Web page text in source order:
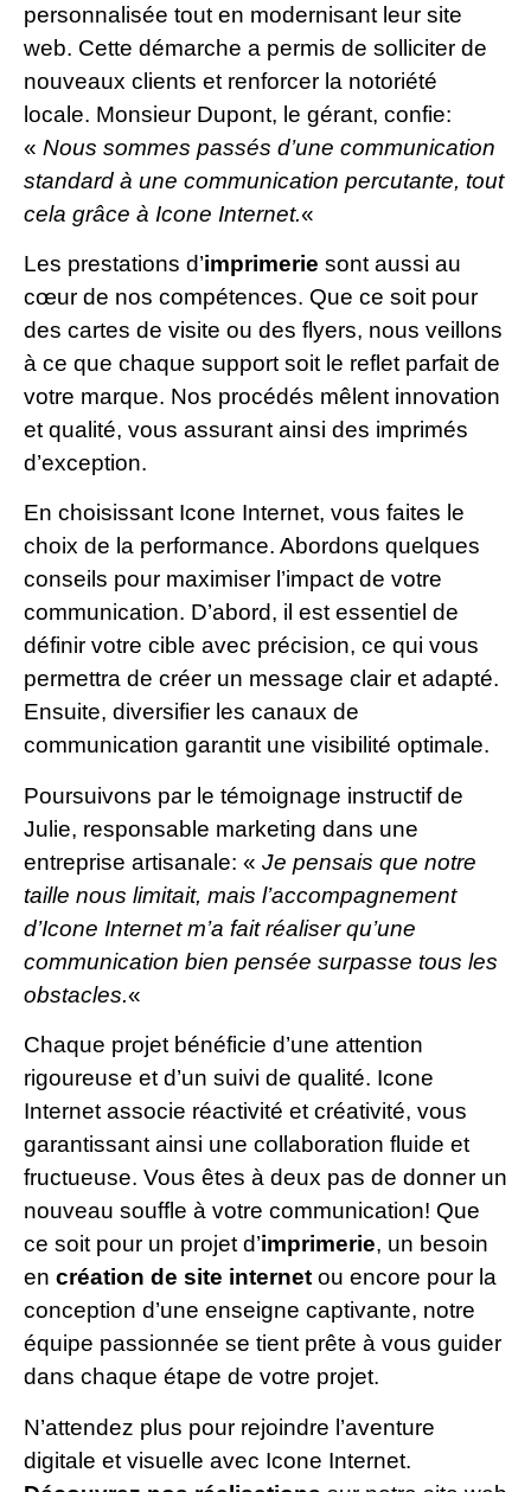
personnalisée tout en modernisant leur site
web. Cette démarche a permis de solliciter de
nouveaux clients et renforcer la notoriété
locale. Monsieur Dupont, le gérant, confie:
« Nous sommes passés d’une communication
standard à une communication percutante, tout
cela grâce à Icone Internet.«
Les prestations d’imprimerie sont aussi au
cœur de nos compétences. Que ce soit pour
des cartes de visite ou des flyers, nous veillons
à ce que chaque support soit le reflet parfait de
votre marque. Nos procédés mêlent innovation
et qualité, vous assurant ainsi des imprimés
d’exception.
En choisissant Icone Internet, vous faites le
choix de la performance. Abordons quelques
conseils pour maximiser l’impact de votre
communication. D’abord, il est essentiel de
définir votre cible avec précision, ce qui vous
permettra de créer un message clair et adapté.
Ensuite, diversifier les canaux de
communication garantit une visibilité optimale.
Poursuivons par le témoignage instructif de
Julie, responsable marketing dans une
entreprise artisanale: « Je pensais que notre
taille nous limitait, mais l’accompagnement
d’Icone Internet m’a fait réaliser qu’une
communication bien pensée surpasse tous les
obstacles.«
Chaque projet bénéficie d’une attention
rigoureuse et d’un suivi de qualité. Icone
Internet associe réactivité et créativité, vous
garantissant ainsi une collaboration fluide et
fructueuse. Vous êtes à deux pas de donner un
nouveau souffle à votre communication! Que
ce soit pour un projet d’imprimerie, un besoin
en création de site internet ou encore pour la
conception d’une enseigne captivante, notre
équipe passionnée se tient prête à vous guider
dans chaque étape de votre projet.
N’attendez plus pour rejoindre l’aventure
digitale et visuelle avec Icone Internet.